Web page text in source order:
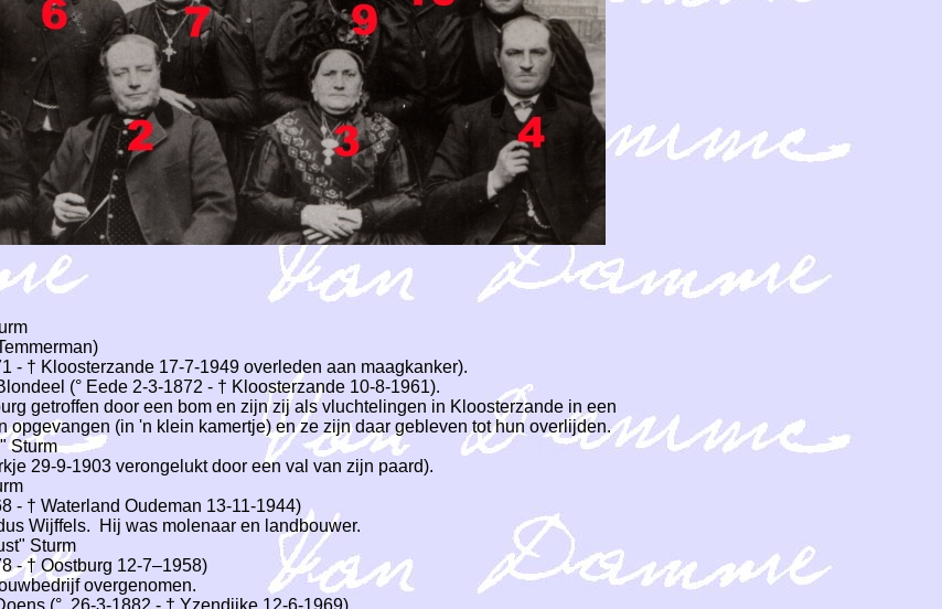
- † Kloosterzande 17-7-1949 overleden aan maagkanker).
(° Eede 2-3-1872 - † Kloosterzande 10-8-1961).
getroffen door een bom en zijn zij als vluchtelingen in Kloosterzande in een
opgevangen (in 'n klein kamertje) en ze zijn daar gebleven tot hun overlijden.
Sturm
29-9-1903 verongelukt door een val van zijn paard).
- † Waterland Oudeman 13-11-1944)
Wijffels. Hij was molenaar en landbouwer.
Sturm
- † Oostburg 12-7–1958)
overgenomen.
(° 26-3-1882 - † Yzendijke 12-6-1969)